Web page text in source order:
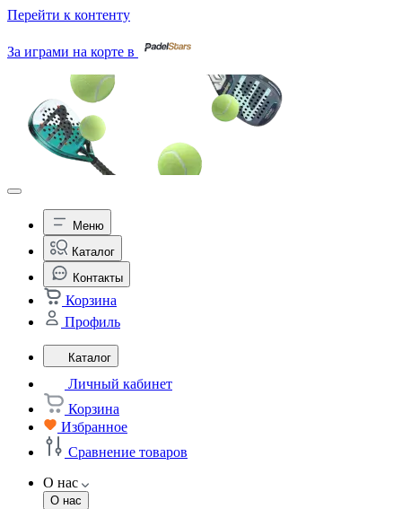
Перейти к контенту
За играми на корте в
Меню
Каталог
Контакты
Корзина
Профиль
Каталог
Личный кабинет
Корзина
Избранное
Сравнение товаров
О нас
О нас